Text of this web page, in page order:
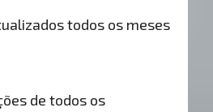
todos os meses
de todos os